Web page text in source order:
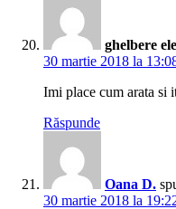
ghelbere
30 martie 2018 la
Imi place cum arata si
Răspunde
Oana D.
30 martie 2018 la